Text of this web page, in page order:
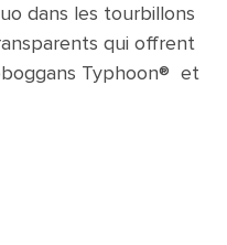
dans les tourbillons
qui offrent
Typhoon® et